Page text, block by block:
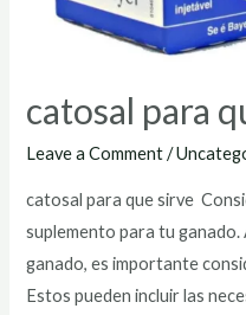
catosal para
Leave a Comment /
catosal para que sirve
suplemento para tu ganado.
ganado, es importante
Estos pueden incluir las